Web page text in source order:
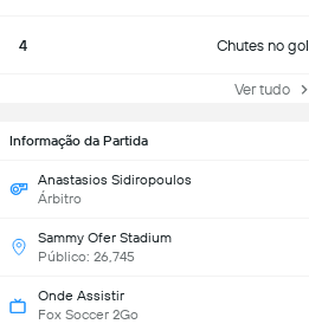
4 Chutes no gol
Ver tudo
Informação da Partida
Anastasios Sidiropoulos
Árbitro
Sammy Ofer Stadium
Público: 26,745
Onde Assistir
Fox Soccer 2Go